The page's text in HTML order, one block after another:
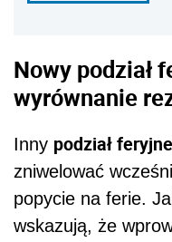
Nowy podział
wyrównanie
Inny podział
zniwelować
popycie na ferie.
wskazują, że